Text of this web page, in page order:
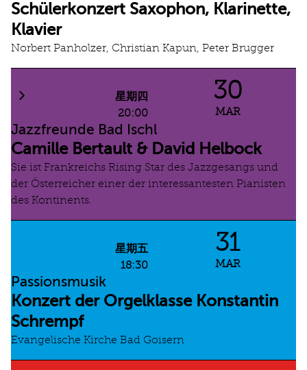
Schülerkonzert Saxophon, Klarinette,
Klavier
Norbert Panholzer, Christian Kapun, Peter Brugger
星期四
20:00
30
MAR
Jazzfreunde Bad Ischl
Camille Bertault & David Helbock
Sie ist Frankreichs Rising Star des Jazzgesangs und
der Österreicher einer der interessantesten Pianisten
des Kontinents.
星期五
18:30
31
MAR
Passionsmusik
Konzert der Orgelklasse Konstantin
Schrempf
Evangelische Kirche Bad Goisern